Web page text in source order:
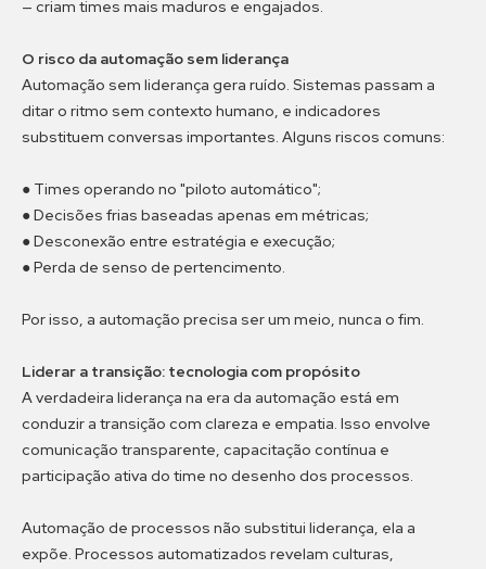
— criam times mais maduros e engajados.
O risco da automação sem liderança
Automação sem liderança gera ruído. Sistemas passam a
ditar o ritmo sem contexto humano, e indicadores
substituem conversas importantes. Alguns riscos comuns:
● Times operando no "piloto automático";
● Decisões frias baseadas apenas em métricas;
● Desconexão entre estratégia e execução;
● Perda de senso de pertencimento.
Por isso, a automação precisa ser um meio, nunca o fim.
Liderar a transição: tecnologia com propósito
A verdadeira liderança na era da automação está em
conduzir a transição com clareza e empatia. Isso envolve
comunicação transparente, capacitação contínua e
participação ativa do time no desenho dos processos.
Automação de processos não substitui liderança, ela a
expõe. Processos automatizados revelam culturas,